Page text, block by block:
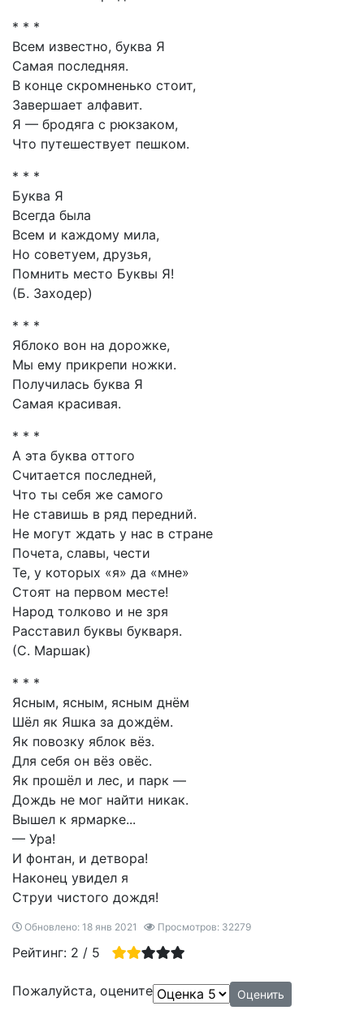
* * *
Всем известно, буква Я
Самая последняя.
В конце скромненько стоит,
Завершает алфавит.
Я — бродяга с рюкзаком,
Что путешествует пешком.
* * *
Буква Я
Всегда была
Всем и каждому мила,
Но советуем, друзья,
Помнить место Буквы Я!
(Б. Заходер)
* * *
Яблоко вон на дорожке,
Мы ему прикрепи ножки.
Получилась буква Я
Самая красивая.
* * *
А эта буква оттого
Считается последней,
Что ты себя же самого
Не ставишь в ряд передний.
Не могут ждать у нас в стране
Почета, славы, чести
Те, у которых «я» да «мне»
Стоят на первом месте!
Народ толково и не зря
Расставил буквы букваря.
(С. Маршак)
* * *
Ясным, ясным, ясным днём
Шёл як Яшка за дождём.
Як повозку яблок вёз.
Для себя он вёз овёс.
Як прошёл и лес, и парк —
Дождь не мог найти никак.
Вышел к ярмарке...
— Ура!
И фонтан, и детвора!
Наконец увидел я
Струи чистого дождя!
Обновлено: 18 янв 2021 Просмотров: 32279
Рейтинг: 2 / 5
Пожалуйста, оцените